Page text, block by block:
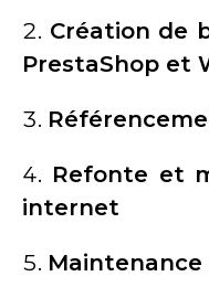
Création de
PrestaShop et
Refonte et
internet